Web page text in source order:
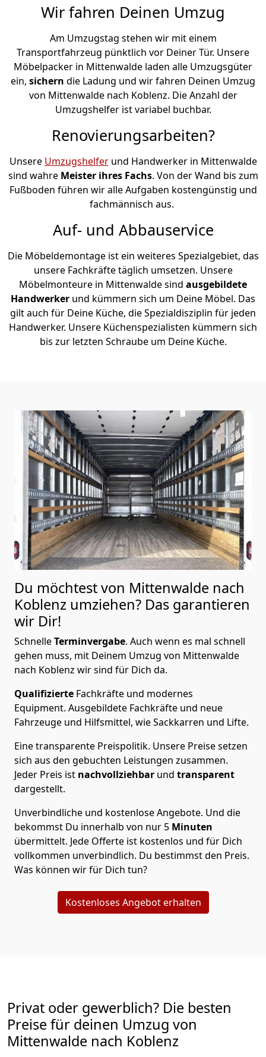
Wir fahren Deinen Umzug
Am Umzugstag stehen wir mit einem
Transportfahrzeug pünktlich vor Deiner Tür. Unsere
Möbelpacker in Mittenwalde laden alle Umzugsgüter
ein, sichern die Ladung und wir fahren Deinen Umzug
von Mittenwalde nach Koblenz. Die Anzahl der
Umzugshelfer ist variabel buchbar.
Renovierungsarbeiten?
Unsere Umzugshelferund Handwerker in Mittenwalde
sind wahre Meister ihres Fachs. Von der Wand bis zum
Fußboden führen wir alle Aufgaben kostengünstig und
fachmännisch aus.
Auf- und Abbauservice
Die Möbeldemontage ist ein weiteres Spezialgebiet, das
unsere Fachkräfte täglich umsetzen. Unsere
Möbelmonteure in Mittenwalde sind ausgebildete
Handwerker und kümmern sich um Deine Möbel. Das
gilt auch für Deine Küche, die Spezialdisziplin für jeden
Handwerker. Unsere Küchenspezialisten kümmern sich
bis zur letzten Schraube um Deine Küche.
Du möchtest von Mittenwalde nach
Koblenz umziehen? Das garantieren
wir Dir!
SchnelleTerminvergabe. Auch wenn es mal schnell
gehen muss, mit Deinem Umzug von Mittenwalde
nach Koblenz wir sind für Dich da.
Qualifizierte Fachkräfte und modernes
Equipment. Ausgebildete Fachkräfte und neue
Fahrzeuge und Hilfsmittel, wie Sackkarren und Lifte.
Eine transparente Preispolitik. Unsere Preise setzen
sich aus den gebuchten Leistungen zusammen.
Jeder Preis ist nachvollziehbar und transparent
dargestellt.
Unverbindliche und kostenlose Angebote. Und die
bekommst Du innerhalb von nur 5 Minuten
übermittelt. Jede Offerte ist kostenlos und für Dich
vollkommen unverbindlich. Du bestimmst den Preis.
Was können wir für Dich tun?
Kostenloses Angebot erhalten
Privat oder gewerblich? Die besten
Preise für deinen Umzug von
Mittenwalde nach Koblenz